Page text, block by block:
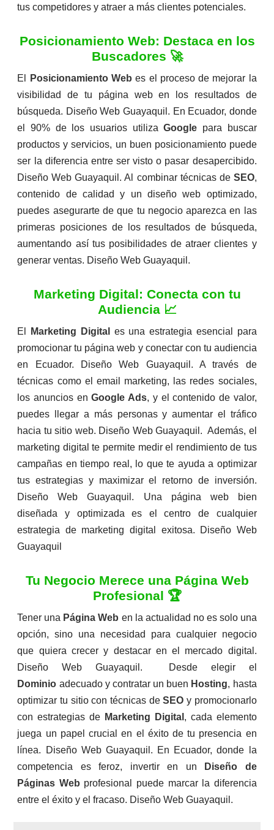
tus competidores y atraer a más clientes potenciales.
Posicionamiento Web: Destaca en los
Buscadores 🚀
El Posicionamiento Web es el proceso de mejorar la
visibilidad de tu página web en los resultados de
búsqueda. Diseño Web Guayaquil. En Ecuador, donde
el 90% de los usuarios utilizaGoogle para buscar
productos y servicios, un buen posicionamiento puede
ser la diferencia entre ser visto o pasar desapercibido.
Diseño Web Guayaquil. Al combinar técnicas de SEO,
contenido de calidad y un diseño web optimizado,
puedes asegurarte de que tu negocio aparezca en las
primeras posiciones de los resultados de búsqueda,
aumentando así tus posibilidades de atraer clientes y
generar ventas. Diseño Web Guayaquil.
Marketing Digital: Conecta con tu
Audiencia 📈
El Marketing Digital
es una estrategia esencial para
promocionar tu página web y conectar con tu audiencia
en Ecuador. Diseño Web Guayaquil. A través de
técnicas como el email marketing, las redes sociales,
los anuncios enGoogle Ads, y el contenido de valor,
puedes llegar a más personas y aumentar el tráfico
hacia tu sitio web. Diseño Web Guayaquil. Además, el
marketing digital te permite medir el rendimiento de tus
campañas en tiempo real, lo que te ayuda a optimizar
tus estrategias y maximizar el retorno de inversión.
Diseño Web Guayaquil. Una página web bien
diseñada y optimizada es el centro de cualquier
estrategia de marketing digital exitosa. Diseño Web
Guayaquil
Tu Negocio Merece una Página Web
Profesional 🏆
Tener una Página Web en la actualidad no es solo una
opción, sino una necesidad para cualquier negocio
que quiera crecer y destacar en el mercado digital.
Diseño Web Guayaquil. Desde elegir el
Dominio adecuado y contratar un buen Hosting, hasta
optimizar tu sitio con técnicas deSEO y promocionarlo
con estrategias de Marketing Digital , cada elemento
juega un papel crucial en el éxito de tu presencia en
línea. Diseño Web Guayaquil. En Ecuador, donde la
competencia es feroz, invertir en un
Diseño de
Páginas Web profesional puede marcar la diferencia
entre el éxito y el fracaso. Diseño Web Guayaquil.